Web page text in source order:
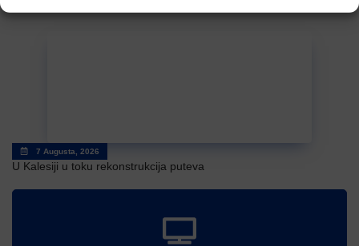
7 Augusta, 2026
U Kalesiji u toku rekonstrukcija puteva